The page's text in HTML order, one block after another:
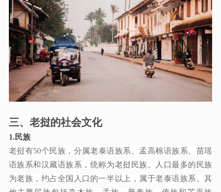
三、老挝的社会文化
1.民族
老挝有50个民族，分属老泰语族系、孟高棉语族系、苗瑶
语族系和汉藏语族系，统称为老挝民族。人口最多的民族
为老族，约占全国人口的一半以上，属于老泰语族系。其